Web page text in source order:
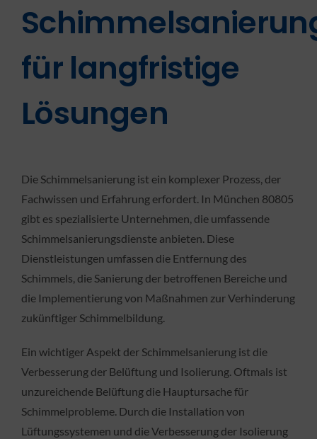
für langfristige
Lösungen
Die Schimmelsanierung ist ein komplexer Prozess, der
Fachwissen und Erfahrung erfordert. In München 80805
gibt es spezialisierte Unternehmen, die umfassende
Schimmelsanierungsdienste anbieten. Diese
Dienstleistungen umfassen die Entfernung des
Schimmels, die Sanierung der betroffenen Bereiche und
die Implementierung von Maßnahmen zur Verhinderung
zukünftiger Schimmelbildung.
Ein wichtiger Aspekt der Schimmelsanierung ist die
Verbesserung der Belüftung und Isolierung. Oftmals ist
unzureichende Belüftung die Hauptursache für
Schimmelprobleme. Durch die Installation von
Lüftungssystemen und die Verbesserung der Isolierung